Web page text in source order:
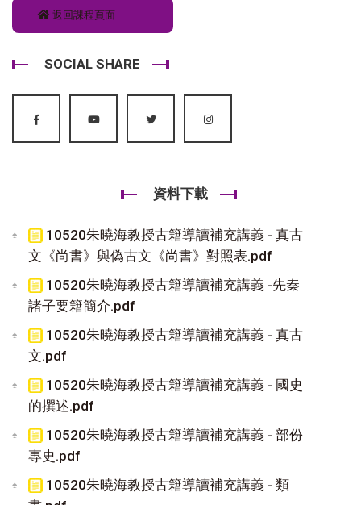
返回課程頁面
SOCIAL SHARE
資料下載
10520朱曉海教授古籍導讀補充講義 - 真古
文《尚書》與偽古文《尚書》對照表.pdf
10520朱曉海教授古籍導讀補充講義 -先秦
諸子要籍簡介.pdf
10520朱曉海教授古籍導讀補充講義 - 真古
文.pdf
10520朱曉海教授古籍導讀補充講義 - 國史
的撰述.pdf
10520朱曉海教授古籍導讀補充講義 - 部份
專史.pdf
10520朱曉海教授古籍導讀補充講義 - 類